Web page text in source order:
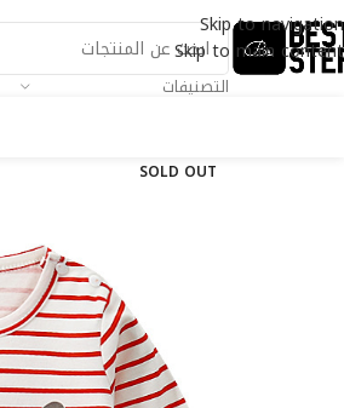
Skip to navigation
Skip to main content
التصنيفات
SOLD OUT